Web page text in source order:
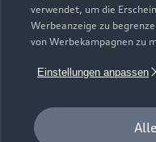
verwendet, um die
Werbeanzeige zu
von Werbekampagnen zu
Einstellungen anpassen
Kontaktdaten